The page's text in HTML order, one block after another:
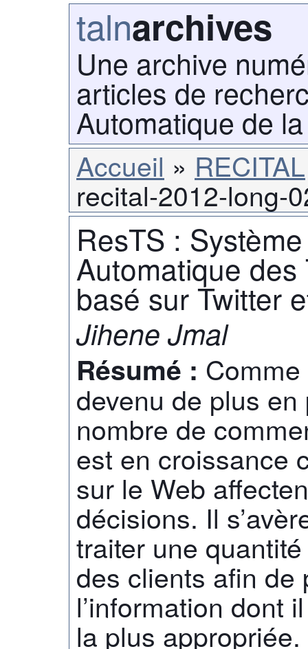
talnarchives
Une archive
articles de
Automatique de
Accueil RECITAL
recital-2012-long-
ResTS :
Automatique des
basé sur Twitter
Jihene Jmal
Résumé :
devenu de plus
nombre de
est en croissance
sur le Web
décisions. Il
traiter une
des clients afin de
l’information dont
la plus